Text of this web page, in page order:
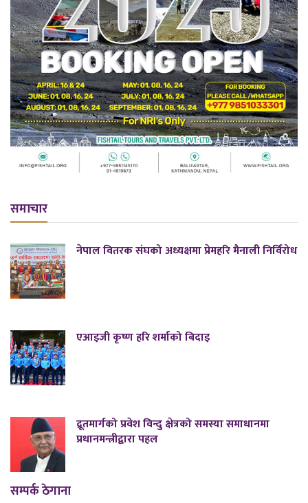
समाचार
नेपाल वितरक संघको अध्यक्षमा प्रेमहरि मैनाली निर्विरोध
एआइजी कृष्ण हरि शर्माको बिदाइ
द्रूतमार्गको प्रवेश विन्दु क्षेत्रको समस्या समाधानमा
प्रधानमन्त्रीद्वारा पहल
सम्पर्क ठेगाना